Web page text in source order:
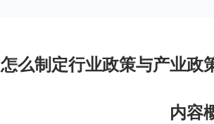
怎么制定行业政策与产业政
内容